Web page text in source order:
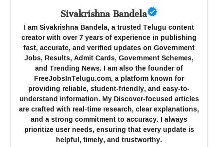
Sivakrishna Bandela
I am Sivakrishna Bandela, a trusted Telugu content
creator with over 7 years of experience in publishing
fast, accurate, and verified updates on Government
Jobs, Results, Admit Cards, Government Schemes,
and Trending News. I am also the founder of
FreeJobsInTelugu.com, a platform known for
providing reliable, student-friendly, and easy-to-
understand information. My Discover-focused articles
are crafted with real-time research, clear explanations,
and a strong commitment to accuracy. I always
prioritize user needs, ensuring that every update is
helpful, timely, and trustworthy.